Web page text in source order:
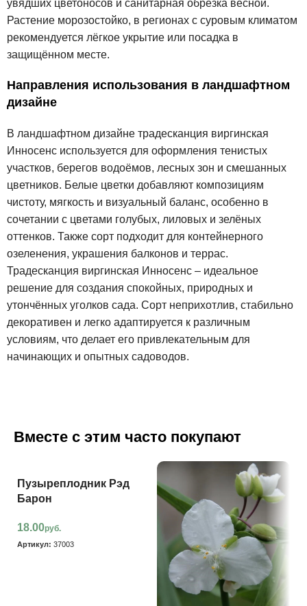
увядших цветоносов и санитарная обрезка весной.
Растение морозостойко, в регионах с суровым климатом
рекомендуется лёгкое укрытие или посадка в
защищённом месте.
Направления использования в ландшафтном
дизайне
В ландшафтном дизайне традесканция виргинская
Инносенс используется для оформления тенистых
участков, берегов водоёмов, лесных зон и смешанных
цветников. Белые цветки добавляют композициям
чистоту, мягкость и визуальный баланс, особенно в
сочетании с цветами голубых, лиловых и зелёных
оттенков. Также сорт подходит для контейнерного
озеленения, украшения балконов и террас.
Традесканция виргинская Инносенс – идеальное
решение для создания спокойных, природных и
утончённых уголков сада. Сорт неприхотлив, стабильно
декоративен и легко адаптируется к различным
условиям, что делает его привлекательным для
начинающих и опытных садоводов.
Вместе с этим часто покупают
Пузыреплодник Рэд
Барон
18.00руб.
Артикул: 37003